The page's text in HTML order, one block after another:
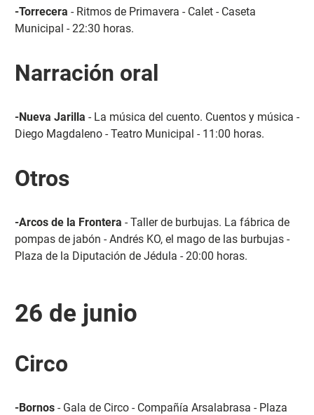
-Torrecera - Ritmos de Primavera - Calet - Caseta
Municipal - 22:30 horas.
Narración oral
-Nueva Jarilla - La música del cuento. Cuentos y música -
Diego Magdaleno - Teatro Municipal - 11:00 horas.
Otros
-Arcos de la Frontera - Taller de burbujas. La fábrica de
pompas de jabón - Andrés KO, el mago de las burbujas -
Plaza de la Diputación de Jédula - 20:00 horas.
26 de junio
Circo
-Bornos- Gala de Circo - Compañía Arsalabrasa - Plaza